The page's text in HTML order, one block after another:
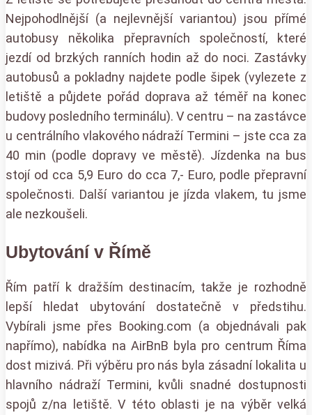
Nejpohodlnější (a nejlevnější variantou) jsou přímé
autobusy několika přepravních společností, které
jezdí od brzkých ranních hodin až do noci. Zastávky
autobusů a pokladny najdete podle šipek (vylezete z
letiště a půjdete pořád doprava až téměř na konec
budovy posledního terminálu). V centru – na zastávce
u centrálního vlakového nádraží Termini – jste cca za
40 min (podle dopravy ve městě). Jízdenka na bus
stojí od cca 5,9 Euro do cca 7,- Euro, podle přepravní
společnosti. Další variantou je jízda vlakem, tu jsme
ale nezkoušeli.
Ubytování v Římě
Řím patří k dražším destinacím, takže je rozhodně
lepší hledat ubytování dostatečně v předstihu.
Vybírali jsme přes Booking.com (a objednávali pak
napřímo), nabídka na AirBnB byla pro centrum Říma
dost mizivá. Při výběru pro nás byla zásadní lokalita u
hlavního nádraží Termini, kvůli snadné dostupnosti
spojů z/na letiště. V této oblasti je na výběr velká